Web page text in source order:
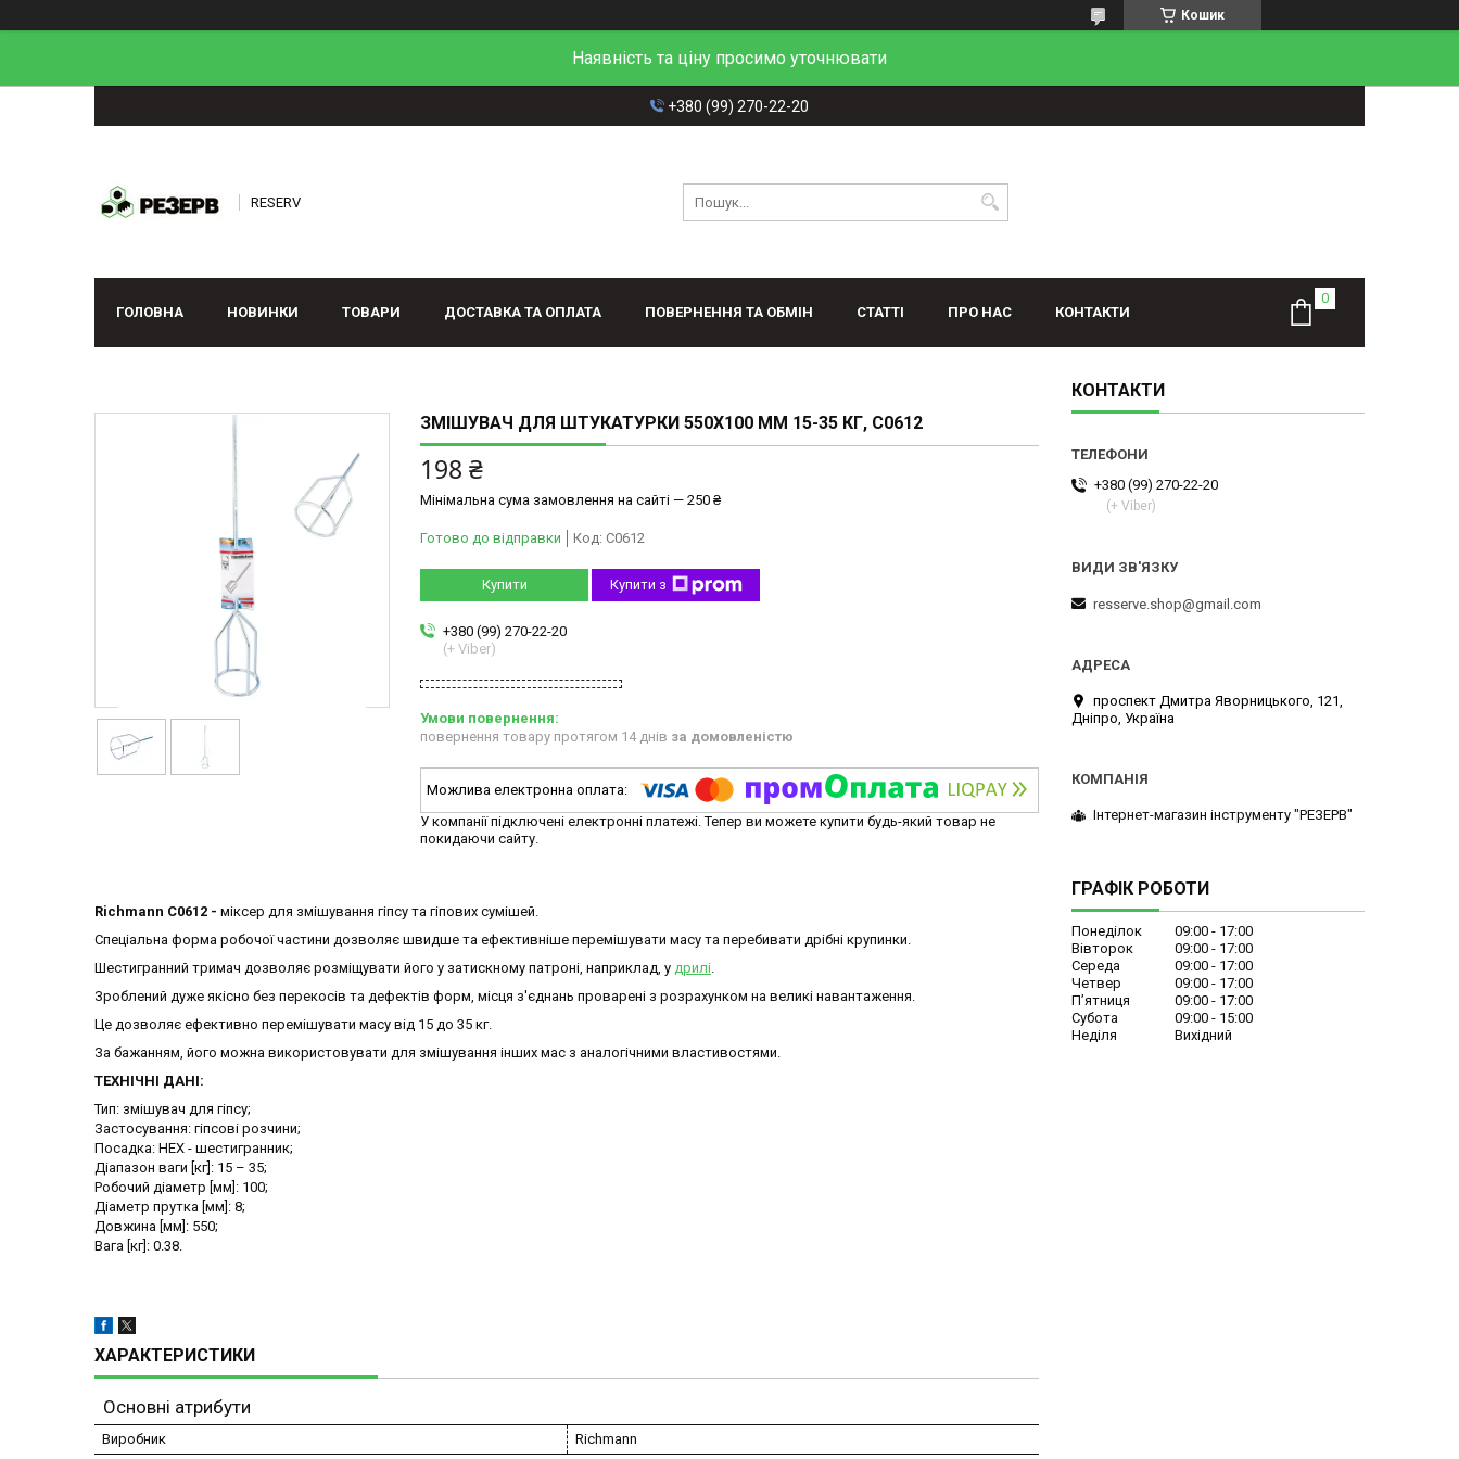
Кошик
Наявність та ціну просимо уточнювати
+380 (99) 270-22-20
RESERV
ГОЛОВНА НОВИНКИ ТОВАРИ ДОСТАВКА ТА ОПЛАТА ПОВЕРНЕННЯ ТА ОБМІН СТАТТІ ПРО НАС КОНТАКТИ
ЗМІШУВАЧ ДЛЯ ШТУКАТУРКИ 550Х100 ММ 15-35 КГ, C0612
198 ₴
Мінімальна сума замовлення на сайті — 250 ₴
Готово до відправки Код: C0612
Купити Купити з
+380 (99) 270-22-20
(+ Viber)
повернення товару протягом 14 днів за домовленістю
У компанії підключені електронні платежі. Тепер ви можете купити будь-який товар не
покидаючи сайту.
Richmann C0612 - міксер для змішування гіпсу та гіпових сумішей.
Спеціальна форма робочої частини дозволяє швидше та ефективніше перемішувати масу та перебивати дрібні крупинки.
Шестигранний тримач дозволяє розміщувати його у затискному патроні, наприклад, у дрилі.
Зроблений дуже якісно без перекосів та дефектів форм, місця з'єднань проварені з розрахунком на великі навантаження.
Це дозволяє ефективно перемішувати масу від 15 до 35 кг.
За бажанням, його можна використовувати для змішування інших мас з аналогічними властивостями.
ТЕХНІЧНІ ДАНІ:
Тип: змішувач для гіпсу;
Застосування: гіпсові розчини;
Посадка: HEX - шестигранник;
Діапазон ваги [кг]: 15 – 35;
Робочий діаметр [мм]: 100;
Діаметр прутка [мм]: 8;
Довжина [мм]: 550;
Вага [кг]: 0.38.
ХАРАКТЕРИСТИКИ
Основні атрибути
Виробник Richmann
КОНТАКТИ
+380 (99) 270-22-20
(+ Viber)
resserve.shop@gmail.com
проспект Дмитра Яворницького, 121,
Дніпро, Україна
Інтернет-магазин інструменту "РЕЗЕРВ"
ГРАФІК РОБОТИ
Понеділок 09:00
17:00
Вівторок
09:00
17:00
Середа
09:00
17:00
Четвер
09:00
17:00
Пʼятниця
09:00
17:00
Субота
09:00
15:00
Неділя
Вихідний